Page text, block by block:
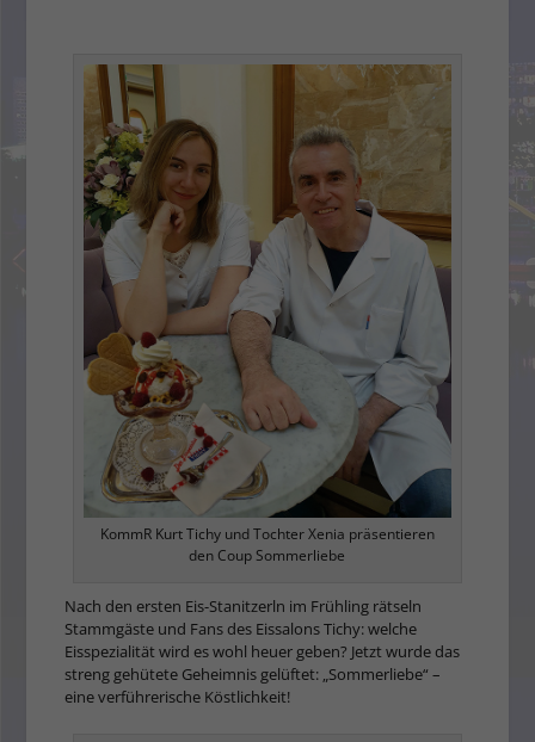
KommR Kurt Tichy und Tochter Xenia präsentieren
den Coup Sommerliebe
Nach den ersten Eis-Stanitzerln im Frühling rätseln
Stammgäste und Fans des Eissalons Tichy: welche
Eisspezialität wird es wohl heuer geben? Jetzt wurde das
streng gehütete Geheimnis gelüftet: „Sommerliebe“ –
eine verführerische Köstlichkeit!